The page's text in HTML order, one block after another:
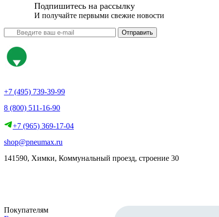
Подпишитесь на рассылку
И получайте первыми свежие новости
Отправить
+7 (495) 739-39-99
8 (800) 511-16-90
+7 (965) 369-17-04
shop@pneumax.ru
141590, Химки, Коммунальный проезд, строение 30
Покупателям